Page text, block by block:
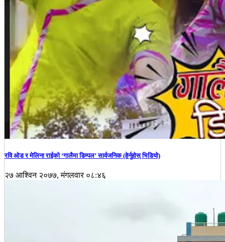
रवि ओड र मेलिना राईको ‘गालैमा डिम्पल’ सार्वजनिक (हेर्नुहोस् भिडियो)
२७ आश्विन २०७७, मंगलवार ०८:४६